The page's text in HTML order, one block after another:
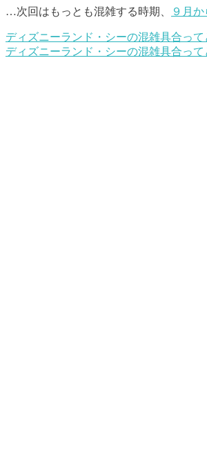
…次回はもっとも混雑する時期、 ９月
ディズニーランド・シーの混雑具合って
ディズニーランド・シーの混雑具合っ